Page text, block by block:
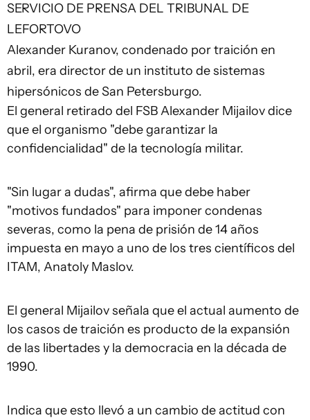
SERVICIO DE PRENSA DEL TRIBUNAL DE
LEFORTOVO
Alexander Kuranov, condenado por traición en
abril, era director de un instituto de sistemas
hipersónicos de San Petersburgo.
El general retirado del FSB Alexander Mijailov dice
que el organismo "debe garantizar la
confidencialidad" de la tecnología militar.
"Sin lugar a dudas", afirma que debe haber
"motivos fundados" para imponer condenas
severas, como la pena de prisión de 14 años
impuesta en mayo a uno de los tres científicos del
ITAM, Anatoly Maslov.
El general Mijailov señala que el actual aumento de
los casos de traición es producto de la expansión
de las libertades y la democracia en la década de
1990.
Indica que esto llevó a un cambio de actitud con